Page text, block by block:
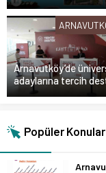
Arnavutköy’de
adaylarına tercih
Popüler Konular